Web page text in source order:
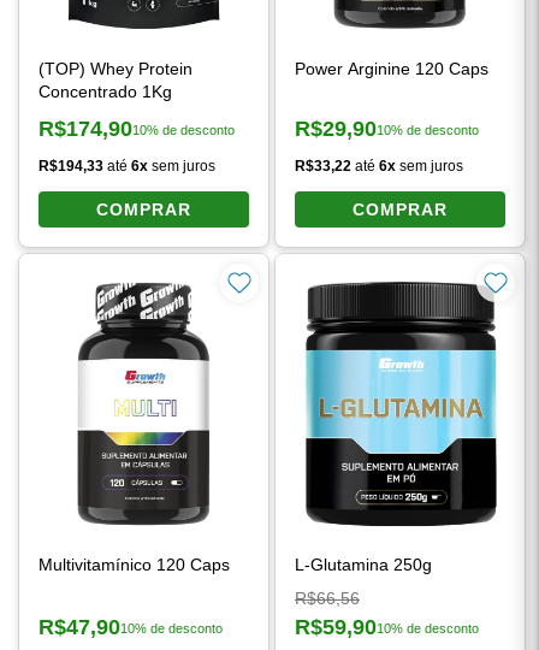
(TOP) Whey Protein
Concentrado 1Kg
Preço à vista:
R$174,9010% de desconto
R$194,33 até6x sem juros
COMPRAR
Power Arginine 120 Caps
Preço à vista:
R$29,9010% de desconto
R$33,22 até 6x sem juros
COMPRAR
Multivitamínico 120 Caps
Preço à vista:
R$47,9010% de desconto
L-Glutamina 250g
Preço original:
R$66,56
Preço à vista:
R$59,9010% de desconto